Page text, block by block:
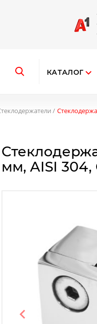
Открыть поиск
КАТАЛОГ
мм, AISI
Предыдущий слайд